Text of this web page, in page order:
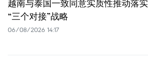
越南与泰国一致同意实质性推动落实
“三个对接”战略
06/08/2026 14:17